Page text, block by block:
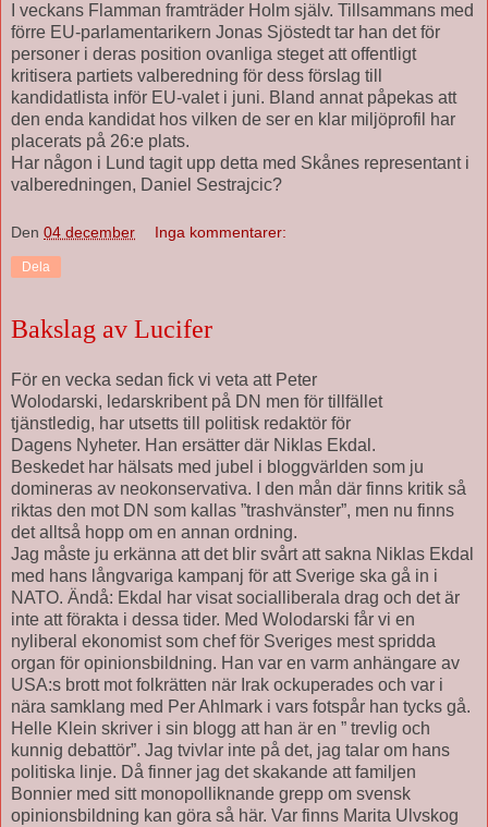
I veckans Flamman framträder Holm själv. Tillsammans med
förre EU-parlamentarikern Jonas Sjöstedt tar han det för
personer i deras position ovanliga steget att offentligt
kritisera partiets valberedning för dess förslag till
kandidatlista inför EU-valet i juni. Bland annat påpekas att
den enda kandidat hos vilken de ser en klar miljöprofil har
placerats på 26:e plats.
Har någon i Lund tagit upp detta med Skånes representant i
valberedningen, Daniel Sestrajcic?
Den 04 december Inga kommentarer:
Dela
Bakslag av Lucifer
För en vecka sedan fick vi veta att Peter
Wolodarski, ledarskribent på DN men för tillfället
tjänstledig, har utsetts till politisk redaktör för
Dagens Nyheter. Han ersätter där Niklas Ekdal.
Beskedet har hälsats med jubel i bloggvärlden som ju
domineras av neokonservativa. I den mån där finns kritik så
riktas den mot DN som kallas ”trashvänster”, men nu finns
det alltså hopp om en annan ordning.
Jag måste ju erkänna att det blir svårt att sakna Niklas Ekdal
med hans långvariga kampanj för att Sverige ska gå in i
NATO. Ändå: Ekdal har visat socialliberala drag och det är
inte att förakta i dessa tider. Med Wolodarski får vi en
nyliberal ekonomist som chef för Sveriges mest spridda
organ för opinionsbildning. Han var en varm anhängare av
USA:s brott mot folkrätten när Irak ockuperades och var i
nära samklang med Per Ahlmark i vars fotspår han tycks gå.
Helle Klein skriver i sin blogg att han är en ” trevlig och
kunnig debattör”. Jag tvivlar inte på det, jag talar om hans
politiska linje. Då finner jag det skakande att familjen
Bonnier med sitt monopolliknande grepp om svensk
opinionsbildning kan göra så här. Var finns Marita Ulvskog